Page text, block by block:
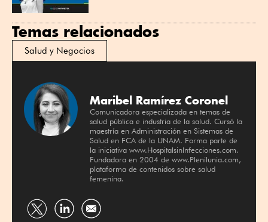
Temas relacionados
Salud y Negocios
Maribel Ramírez Coronel
Comunicadora especializada en temas de
salud pública e industria de la salud. Cursó la
maestría en Administración en Sistemas de
Salud en FCA de la UNAM. Forma parte de
la iniciativa www.HospitalsinInfecciones.com.
Fundadora en 2004 de www.Plenilunia.com,
plataforma de contenidos sobre salud
femenina.
Compartir Compartir